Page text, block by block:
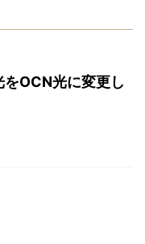
OCN光に変更し